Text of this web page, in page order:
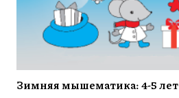
Зимняя мышематика: 4-5 лет